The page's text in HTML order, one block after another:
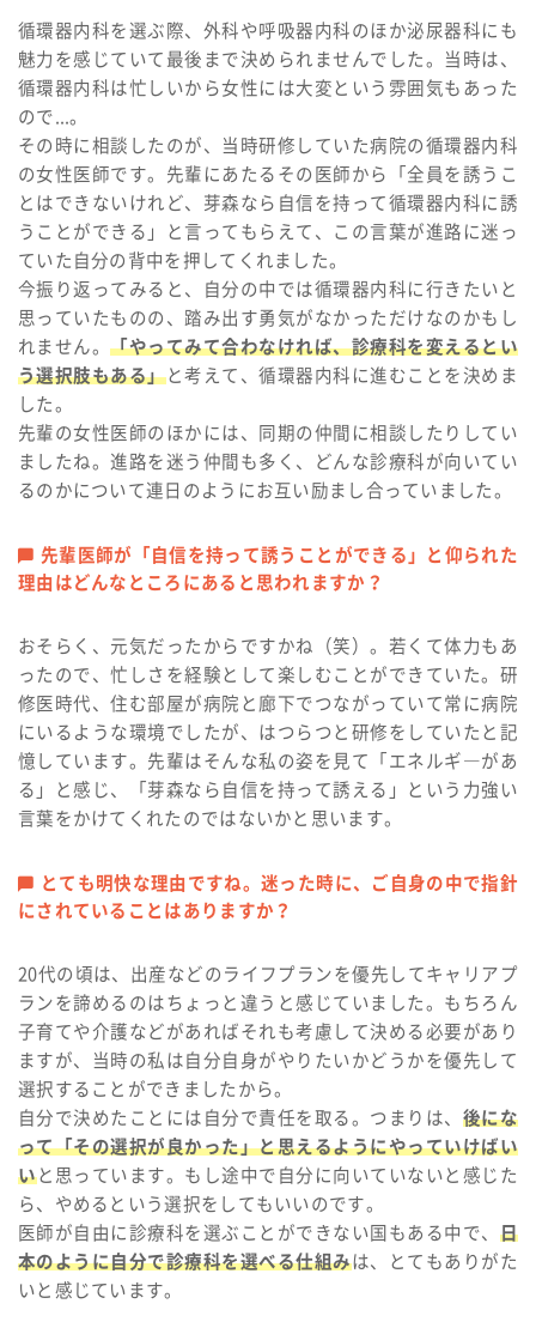
循環器内科を選ぶ際、外科や呼吸器内科のほか泌尿器科にも
魅力を感じていて最後まで決められませんでした。当時は、
循環器内科は忙しいから女性には大変という雰囲気もあった
ので...。
その時に相談したのが、当時研修していた病院の循環器内科
の女性医師です。先輩にあたるその医師から「全員を誘うこ
とはできないけれど、芽森なら自信を持って循環器内科に誘
うことができる」と言ってもらえて、この言葉が進路に迷っ
ていた自分の背中を押してくれました。
今振り返ってみると、自分の中では循環器内科に行きたいと
思っていたものの、踏み出す勇気がなかっただけなのかもし
れません。「やってみて合わなければ、診療科を変えるとい
う選択肢もある」と考えて、循環器内科に進むことを決めま
した。
先輩の女性医師のほかには、同期の仲間に相談したりしてい
ましたね。進路を迷う仲間も多く、どんな診療科が向いてい
るのかについて連日のようにお互い励まし合っていました。
先輩医師が「自信を持って誘うことができる」と仰られた
理由はどんなところにあると思われますか？
おそらく、元気だったからですかね（笑）。若くて体力もあ
ったので、忙しさを経験として楽しむことができていた。研
修医時代、住む部屋が病院と廊下でつながっていて常に病院
にいるような環境でしたが、はつらつと研修をしていたと記
憶しています。先輩はそんな私の姿を見て「エネルギ―があ
る」と感じ、「芽森なら自信を持って誘える」という力強い
言葉をかけてくれたのではないかと思います。
とても明快な理由ですね。迷った時に、ご自身の中で指針
にされていることはありますか？
20代の頃は、出産などのライフプランを優先してキャリアプ
ランを諦めるのはちょっと違うと感じていました。もちろん
子育てや介護などがあればそれも考慮して決める必要があり
ますが、当時の私は自分自身がやりたいかどうかを優先して
選択することができましたから。
自分で決めたことには自分で責任を取る。つまりは、 後にな
って「その選択が良かった」と思えるようにやっていけばい
いと思っています。もし途中で自分に向いていないと感じた
ら、やめるという選択をしてもいいのです。
医師が自由に診療科を選ぶことができない国もある中で、 日
本のように自分で診療科を選べる仕組みは、とてもありがた
いと感じています。